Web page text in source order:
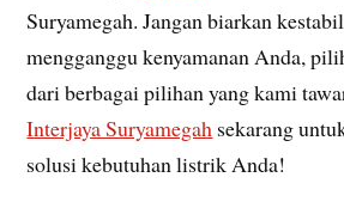
Suryamegah. Jangan biarkan
mengganggu kenyamanan Anda,
dari berbagai pilihan yang kami
Interjaya Suryamegah sekarang
solusi kebutuhan listrik Anda!